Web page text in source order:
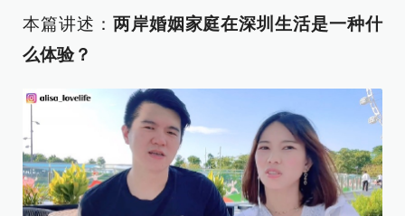
本篇讲述： 两岸婚姻家庭在深圳生活是一种什
么体验？